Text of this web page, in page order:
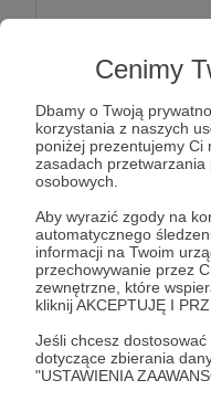
Cenimy
Dbamy o Twoją
korzystania z naszych
poniżej prezentujemy Ci
zasadach
osobowych.
Aby wyrazić zgody na
automatycznego
informacji na Twoim
przechowywanie przez
zewnętrzne, które
kliknij AKCEPTUJĘ I
Jeśli chcesz
dotyczące zbierania
"USTAWIENIA
250 zł
Komercyjna licencja
tego progu
aplikacji w celach
graczy
oferującą
jest dla Ciebie. Jeśli
sprawdź dalsze